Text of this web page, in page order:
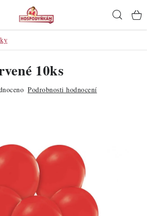
10ks
Podrobnosti hodnocení